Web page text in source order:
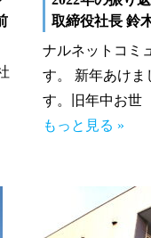
取締役社長 鈴
ナルネットコミ
す。 新年あけま
す。旧年中お世
もっと見る »